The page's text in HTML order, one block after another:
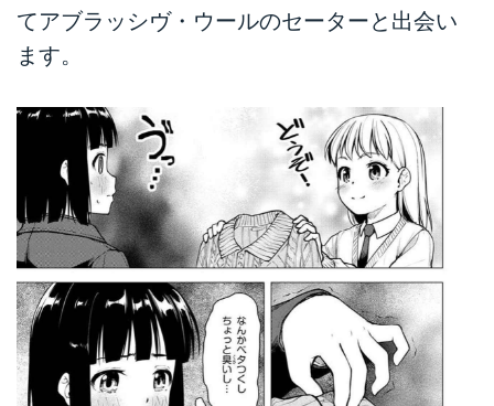
てアブラッシヴ・ウールのセーターと出会い
ます。